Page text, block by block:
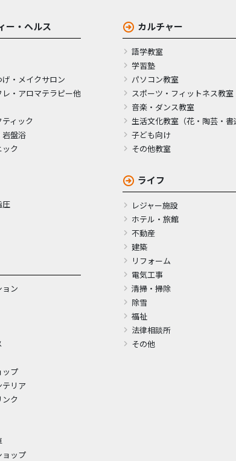
ー・ヘルス
・メイクサロン
・アロマテラピー他
ィック
岩盤浴
ク
圧
ョン
ップ
リア
ンク
ョップ
カルチャー
語学教室
学習塾
パソコン教室
スポーツ・フィットネス教室
音楽・ダンス教室
生活文化教室（花・陶芸・書
子ども向け
その他教室
ライフ
レジャー施設
ホテル・旅館
不動産
建築
リフォーム
電気工事
清掃・掃除
除雪
福祉
法律相談所
その他